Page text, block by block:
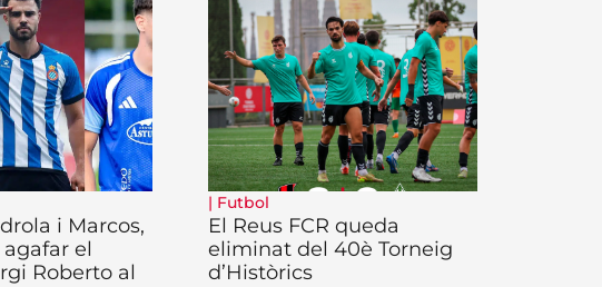
i Marcos,
el
Roberto al
| Futbol
El Reus FCR queda
eliminat del 40è Torneig
d’Històrics